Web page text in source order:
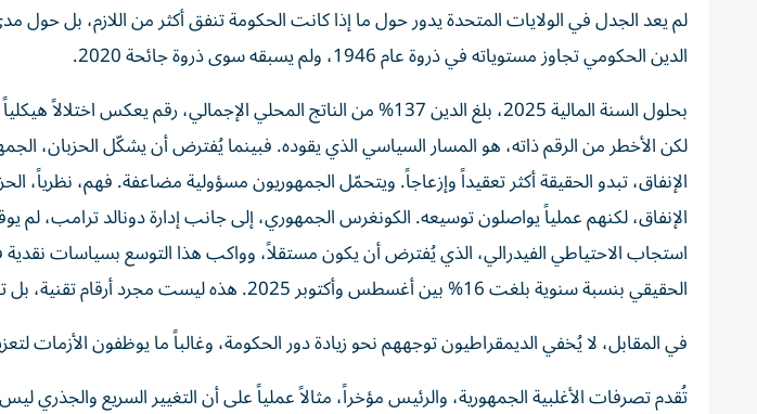
لم يعد الجدل في الولايات المتحدة يدور حول ما إذا كانت الحكومة تنفق أكثر من اللازم، بل حول
الدين الحكومي تجاوز مستوياته في ذروة عام 1946، ولم يسبقه سوى ذروة جائحة 2020.
بحلول السنة المالية 2025، بلغ الدين 137% من الناتج المحلي الإجمالي، رقم
لكن الأخطر من الرقم ذاته، هو المسار السياسي الذي يقوده. فبينما يُفترض أن يشكّل الحزبان،
الإنفاق، تبدو الحقيقة أكثر تعقيداً وإزعاجاً. ويتحمّل الجمهوريون مسؤولية مضاعفة. فهم،
الإنفاق، لكنهم عملياً يواصلون توسيعه. الكونغرس الجمهوري، إلى جانب إدارة دونالد ترامب، لم
استجاب الاحتياطي الفيدرالي، الذي يُفترض أن يكون مستقلاً، وواكب هذا التوسع بسياسات
الحقيقي بنسبة سنوية بلغت 16% بين أغسطس وأكتوبر 2025. هذه ليست مجرد أرقام تقنية، بل تعبير عن تآكل قيمة الدولار نفسه.
في المقابل، لا يُخفي الديمقراطيون توجههم نحو زيادة دور الحكومة، وغالباً ما يوظفون الأزمات
تُقدم تصرفات الأغلبية الجمهورية، والرئيس مؤخراً، مثالاً عملياً على أن التغيير السريع والجذري